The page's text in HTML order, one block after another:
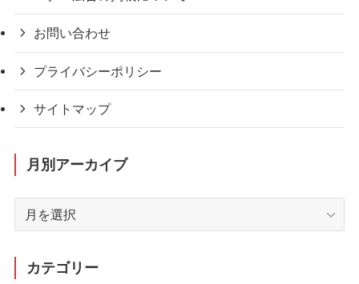
お問い合わせ
プライバシーポリシー
サイトマップ
月別アーカイブ
カテゴリー